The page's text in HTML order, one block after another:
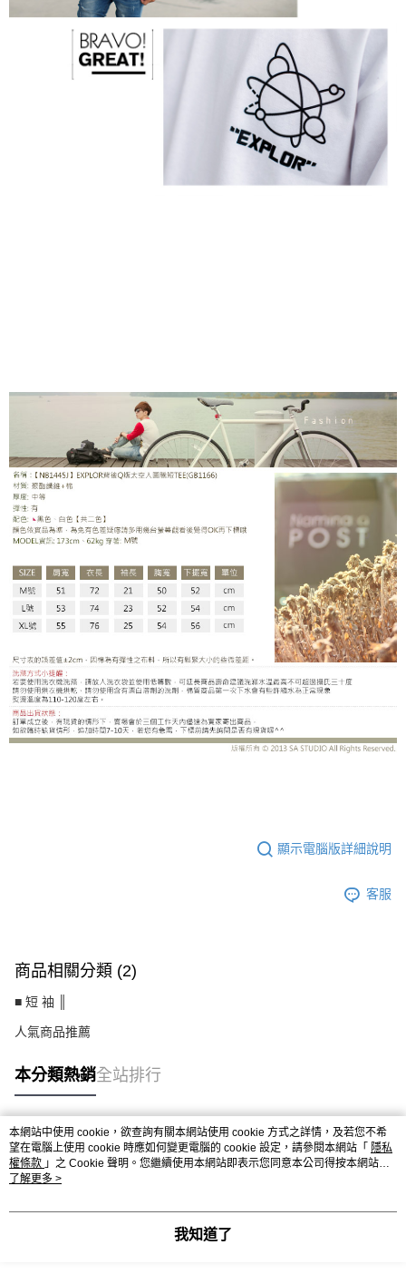
顯示電腦版詳細說明
客服
商品相關分類 (2)
■ 短 袖 ║
人氣商品推薦
本分類熱銷全站排行
熱門標籤
本網站中使用 cookie，欲查詢有關本網站使用 cookie 方式之詳情，及若您不希
望在電腦上使用 cookie 時應如何變更電腦的 cookie 設定，請參閱本網站「 隱私
權條款 」之 Cookie 聲明。您繼續使用本網站即表示您同意本公司得按本網站使
用條款之 Cookie 聲明使用 cookie。
了解更多 >
我知道了